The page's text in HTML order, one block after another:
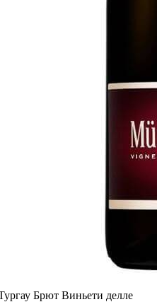
Брют Виньети делле